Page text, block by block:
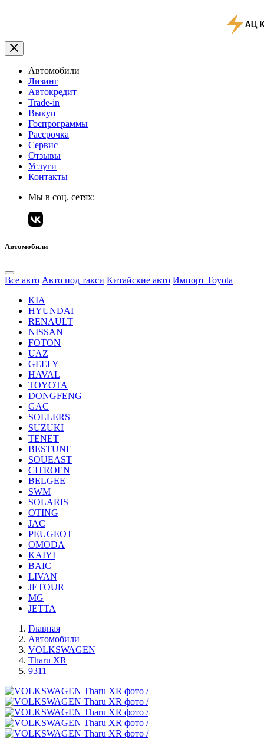
Автомобили
Лизинг
Автокредит
Trade-in
Выкуп
Госпрограммы
Рассрочка
Сервис
Отзывы
Услуги
Контакты
Мы в соц. сетях:
Автомобили
Все авто Авто под такси Китайские авто Импорт Toyota
KIA
HYUNDAI
RENAULT
NISSAN
FOTON
UAZ
GEELY
HAVAL
TOYOTA
DONGFENG
GAC
SOLLERS
SUZUKI
TENET
BESTUNE
SOUEAST
CITROEN
BELGEE
SWM
SOLARIS
OTING
JAC
PEUGEOT
OMODA
KAIYI
BAIC
LIVAN
JETOUR
MG
JETTA
Главная
Автомобили
VOLKSWAGEN
Tharu XR
9311